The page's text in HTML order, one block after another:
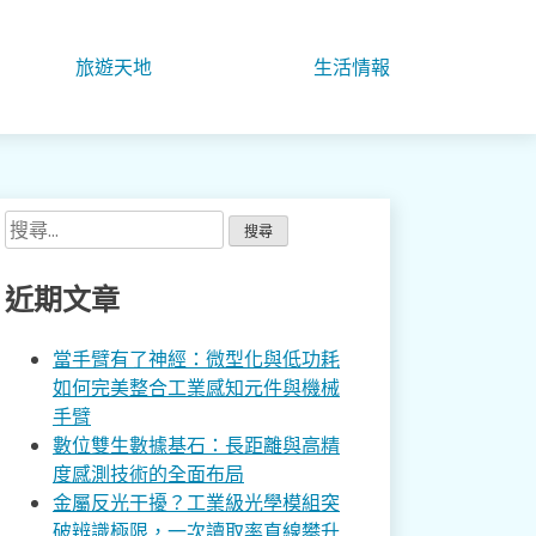
旅遊天地 生活情報
搜
尋
關
鍵
近期文章
當手臂有了神經：微型化與低功耗
如何完美整合工業感知元件與機械
手臂
數位雙生數據基石：長距離與高精
度感測技術的全面布局
金屬反光干擾？工業級光學模組突